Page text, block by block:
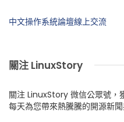
中文操作系統論壇線上交流
關注 LinuxStory
關注 LinuxStory 微信公眾號，
每天為您帶來熱騰騰的開源新